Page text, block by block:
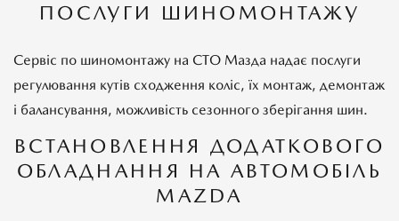
ПОСЛУГИ ШИНОМОНТАЖУ
Сервіс по шиномонтажу на СТО Мазда надає послуги
регулювання кутів сходження коліс, їх монтаж, демонтаж
і балансування, можливість сезонного зберігання шин.
ВСТАНОВЛЕННЯ ДОДАТКОВОГО
ОБЛАДНАННЯ НА АВТОМОБІЛЬ
MAZDA